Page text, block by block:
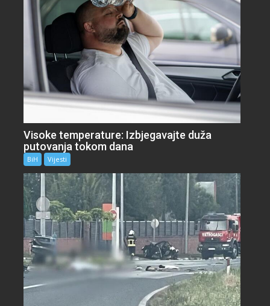
Visoke temperature: Izbjegavajte duža
putovanja tokom dana
BiH Vijesti